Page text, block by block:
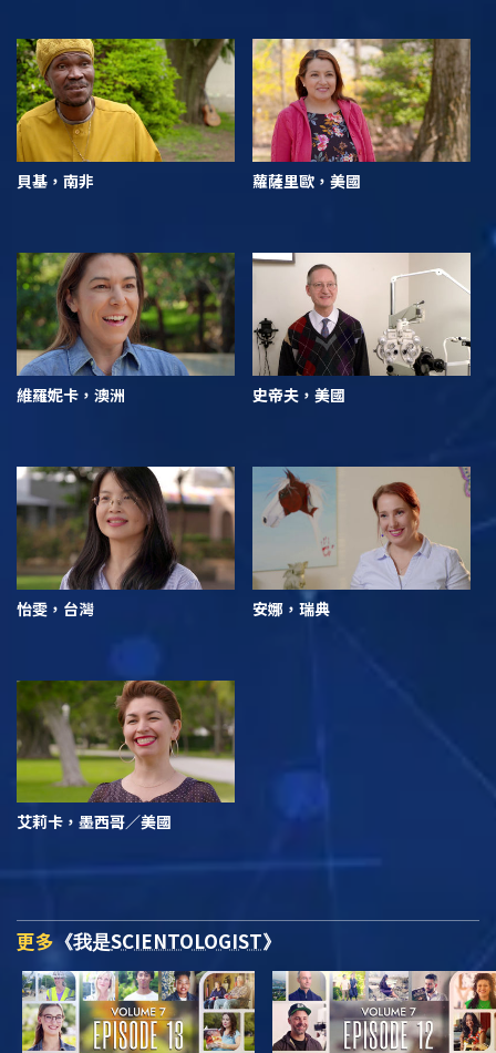
貝基，南非 蘿薩里歐，美國
維羅妮卡，澳洲 史帝夫，美國
怡雯，台灣 安娜，瑞典
艾莉卡，墨西哥／美國
更多 《我是SCIENTOLOGIST》